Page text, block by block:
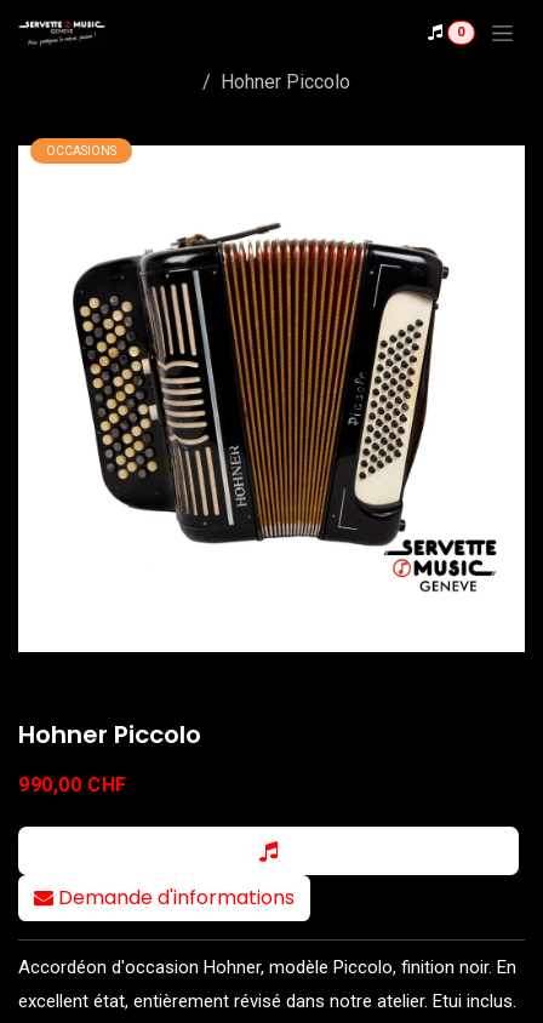
0
Hohner Piccolo
OCCASIONS
Hohner Piccolo
990,00 CHF
Demande d'informations
Accordéon d'occasion Hohner, modèle Piccolo, finition noir. En
excellent état, entièrement révisé dans notre atelier. Etui inclus.